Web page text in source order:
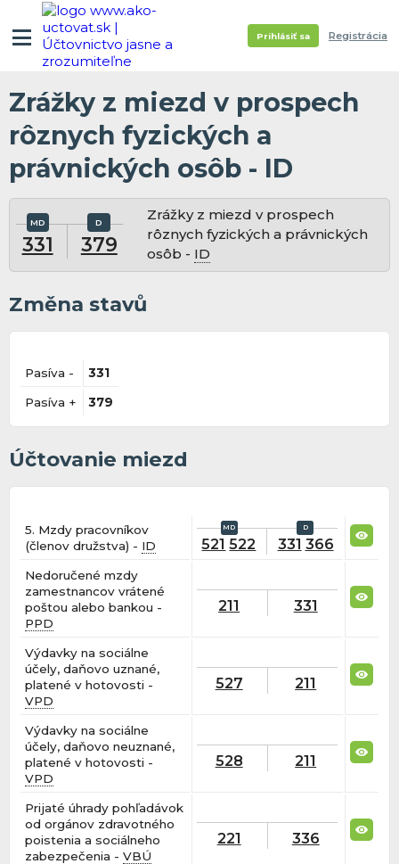
Prihlásiť sa Registrácia
Zrážky z miezd v prospech
rôznych fyzických a
právnických osôb - ID
331 379
Zrážky z miezd v prospech
rôznych fyzických a právnických
osôb - ID
Změna stavů
Pasíva - 331
Pasíva + 379
Účtovanie miezd
5. Mzdy pracovníkov
(členov družstva) - ID 521 522 331 366
Nedoručené mzdy
zamestnancov vrátené
poštou alebo bankou -
PPD
211 331
Výdavky na sociálne
účely, daňovo uznané,
platené v hotovosti -
VPD
527 211
Výdavky na sociálne
účely, daňovo neuznané,
platené v hotovosti -
VPD
528 211
Prijaté úhrady pohľadávok
od orgánov zdravotného
poistenia a sociálneho
zabezpečenia -VBÚ
221 336